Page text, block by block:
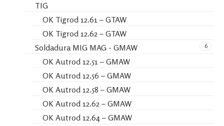
TIG
OK Tigrod 12.61 – GTAW
OK Tigrod 12.62 – GTAW
6
Soldadura MIG MAG - GMAW
OK Autrod 12.51 – GMAW
OK Autrod 12.56 – GMAW
OK Autrod 12.58 – GMAW
OK Autrod 12.62 – GMAW
OK Autrod 12.64 – GMAW